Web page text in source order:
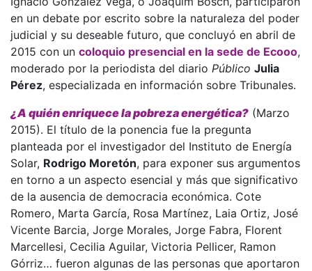
en un debate por escrito sobre la naturaleza del poder
judicial y su deseable futuro, que concluyó en abril de
2015 con un coloquio presencial en la sede de Ecooo,
moderado por la periodista del diario Público Julia
Pérez, especializada en información sobre Tribunales.
¿A quién enriquece la pobreza energética? (Marzo
2015). El título de la ponencia fue la pregunta
planteada por el investigador del Instituto de Energía
Solar, Rodrigo Moretón, para exponer sus argumentos
en torno a un aspecto esencial y más que significativo
de la ausencia de democracia económica. Cote
Romero, Marta García, Rosa Martínez, Laia Ortiz, José
Vicente Barcia, Jorge Morales, Jorge Fabra, Florent
Marcellesi, Cecilia Aguilar, Victoria Pellicer, Ramon
Górriz… fueron algunas de las personas que aportaron